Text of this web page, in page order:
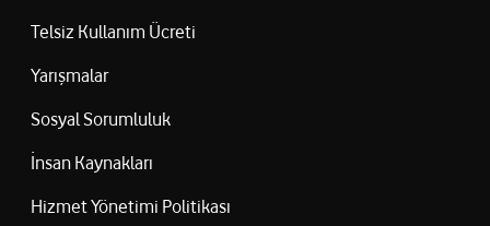
Telsiz Kullanım Ücreti
Yarışmalar
Sosyal Sorumluluk
İnsan Kaynakları
Hizmet Yönetimi Politikası